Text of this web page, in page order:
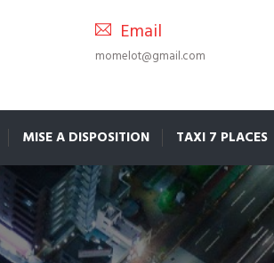
Email
momelot@gmail.com
MISE A DISPOSITION TAXI 7 PLACES